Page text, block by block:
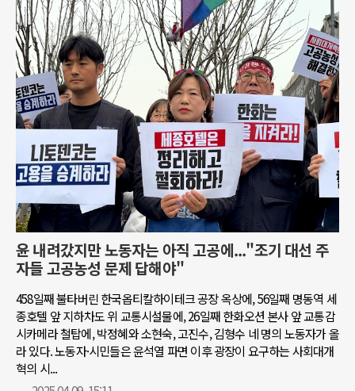
윤 내려갔지만 노동자는 아직 고공에..."조기 대선 주
자들 고공농성 문제 답해야"
458일째 불타버린 한국옵티칼하이테크 공장 옥상에, 56일째 명동역 세
종호텔 앞 지하차도 위 교통시설물에, 26일째 한화오션 본사 앞 교통감
시카메라 철탑에, 박정혜와 소현숙, 고진수, 김형수 네 명의 노동자가 올
라 있다. 노동자·시민들은 윤석열 파면 이후 광장이 요구하는 사회대개
혁의 시...